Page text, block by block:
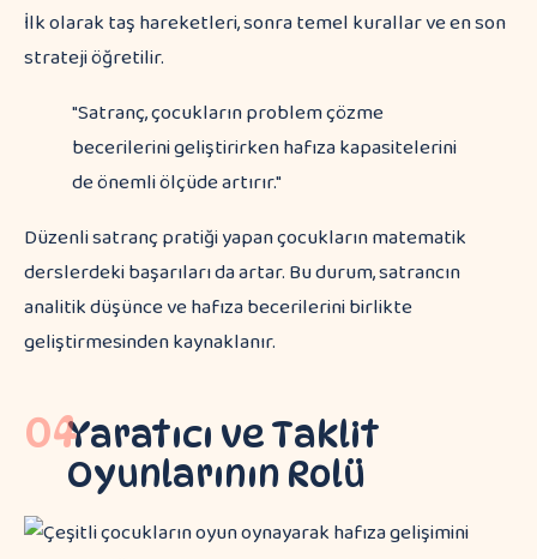
İlk olarak taş hareketleri, sonra temel kurallar ve en son
strateji öğretilir.
"Satranç, çocukların problem çözme
becerilerini geliştirirken hafıza kapasitelerini
de önemli ölçüde artırır."
Düzenli satranç pratiği yapan çocukların matematik
derslerdeki başarıları da artar. Bu durum, satrancın
analitik düşünce ve hafıza becerilerini birlikte
geliştirmesinden kaynaklanır.
04Yaratıcı ve Taklit
Oyunlarının Rolü